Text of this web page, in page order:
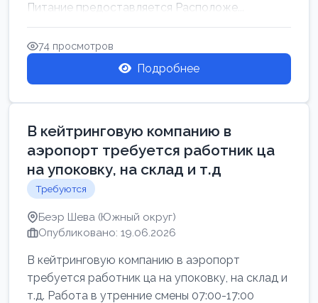
Питание предоставляется Расположе...
74 просмотров
Подробнее
В кейтринговую компанию в
аэропорт требуется работник ца
на упоковку, на склад и т.д
Требуются
Беэр Шева (Южный округ)
Опубликовано: 19.06.2026
В кейтринговую компанию в аэропорт
требуется работник ца на упоковку, на склад и
т.д. Работа в утренние смены 07:00-17:00